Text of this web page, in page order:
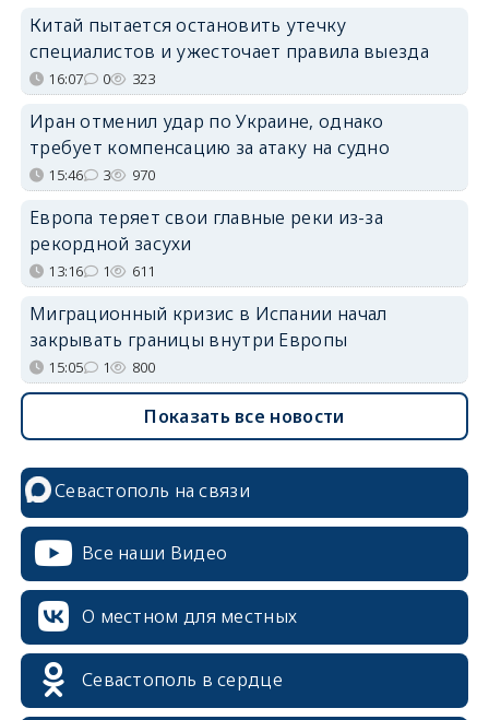
Китай пытается остановить утечку
специалистов и ужесточает правила выезда
16:07 0 323
Иран отменил удар по Украине, однако
требует компенсацию за атаку на судно
15:46 3 970
Европа теряет свои главные реки из-за
рекордной засухи
13:16 1 611
Миграционный кризис в Испании начал
закрывать границы внутри Европы
15:05 1 800
Показать все новости
Севастополь на связи
Все наши Видео
О местном для местных
Севастополь в сердце